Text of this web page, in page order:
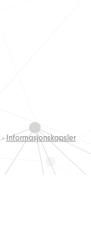
-Informasjonskapsler